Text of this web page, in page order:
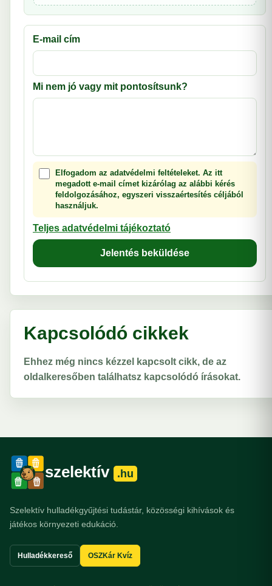
E-mail cím
Mi nem jó vagy mit pontosítsunk?
Elfogadom az adatvédelmi feltételeket. Az itt
megadott e-mail címet kizárólag az alábbi kérés
feldolgozásához, egyszeri visszaértesítés céljából
használjuk.
Teljes adatvédelmi tájékoztató
Jelentés beküldése
Kapcsolódó cikkek
Ehhez még nincs kézzel kapcsolt cikk, de az
oldalkeresőben találhatsz kapcsolódó írásokat.
szelektív .hu
Szelektív hulladékgyűjtési tudástár, közösségi kihívások és
játékos környezeti edukáció.
Hulladékkereső OSZKár Kvíz